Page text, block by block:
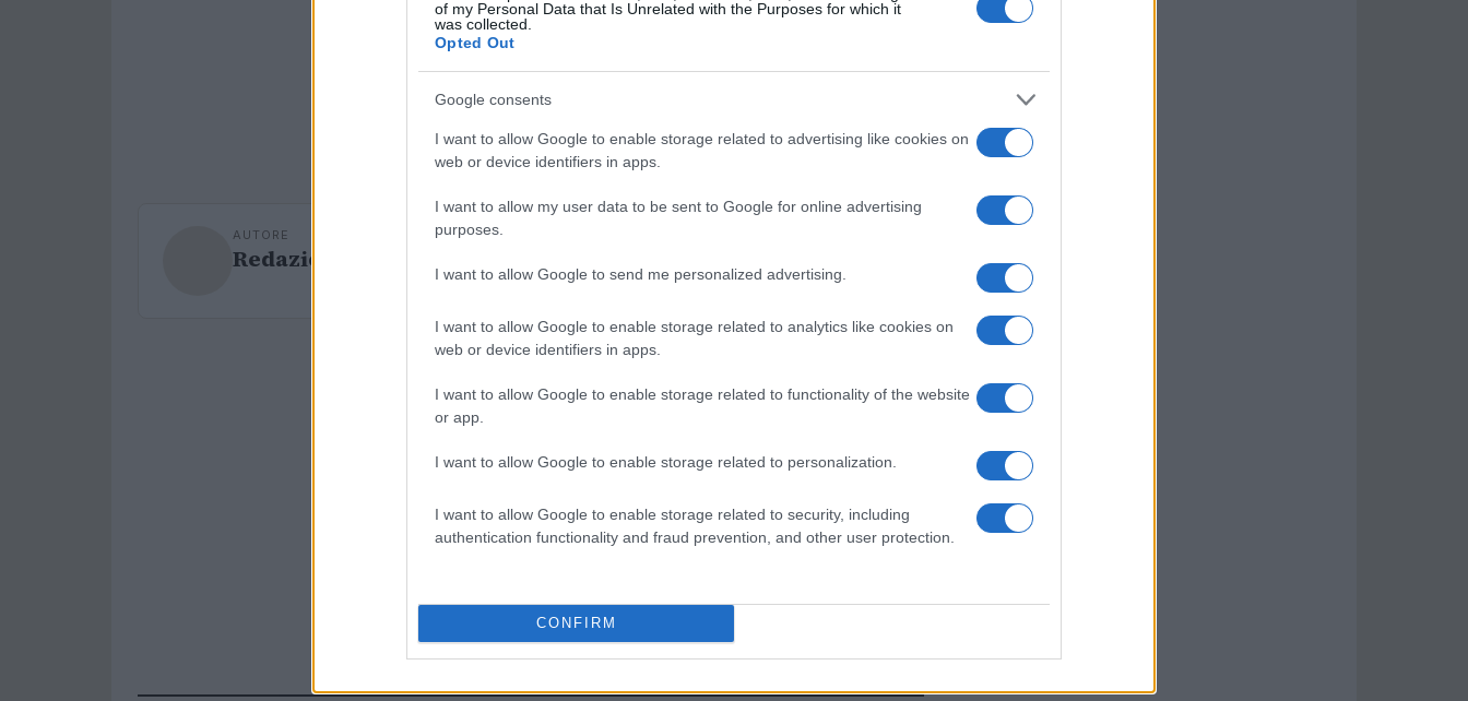
of my Personal Data that Is Unrelated with the Purposes for which it
was collected.
Opted Out
Google consents
I want to allow Google to enable storage related to advertising like cookies on
web or device identifiers in apps.
I want to allow my user data to be sent to Google for online advertising
purposes.
I want to allow Google to send me personalized advertising.
I want to allow Google to enable storage related to analytics like cookies on
web or device identifiers in apps.
I want to allow Google to enable storage related to functionality of the website
or app.
I want to allow Google to enable storage related to personalization.
I want to allow Google to enable storage related to security, including
authentication functionality and fraud prevention, and other user protection.
CONFIRM
AUTORE
Redazione Sport Magazine